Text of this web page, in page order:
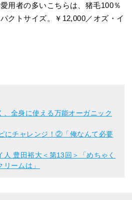
用者の多いこちらは、猪毛100％
クトサイズ。￥12,000／オズ・イ
、全身に使える万能オーガニック
にチャレンジ！②「俺なんて必要
人 豊田裕大＜第13回＞「めちゃく
ームは」